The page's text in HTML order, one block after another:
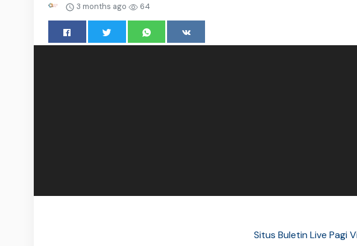
3 months ago 64
Situs Buletin Live Pagi